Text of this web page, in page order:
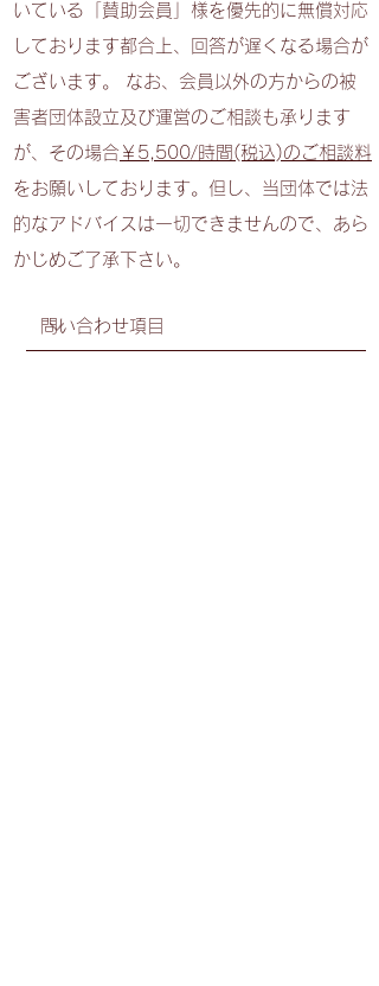
いている「賛助会員」様を優先的に無償対応
しております都合上、回答が遅くなる場合が
ございます。 なお、会員以外の方からの被
害者団体設立及び運営のご相談も承ります
が、その場合 ￥5,500/時間(税込)のご相談料
をお願いしております。但し、当団体では法
的なアドバイスは一切できませんので、あら
かじめご了承下さい。